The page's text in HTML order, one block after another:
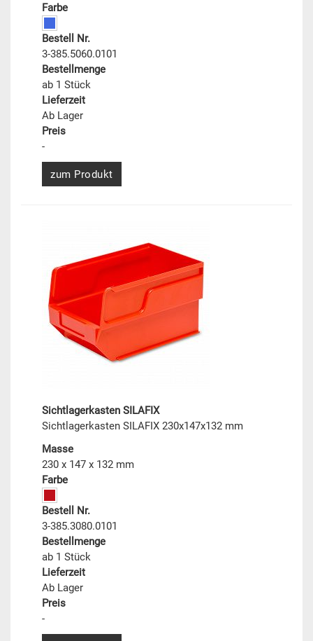
Farbe
Bestell Nr.
3-385.5060.0101
Bestellmenge
ab 1 Stück
Lieferzeit
Ab Lager
Preis
-
zum Produkt
Sichtlagerkasten SILAFIX
Sichtlagerkasten SILAFIX 230x147x132 mm
Masse
230 x 147 x 132 mm
Farbe
Bestell Nr.
3-385.3080.0101
Bestellmenge
ab 1 Stück
Lieferzeit
Ab Lager
Preis
-